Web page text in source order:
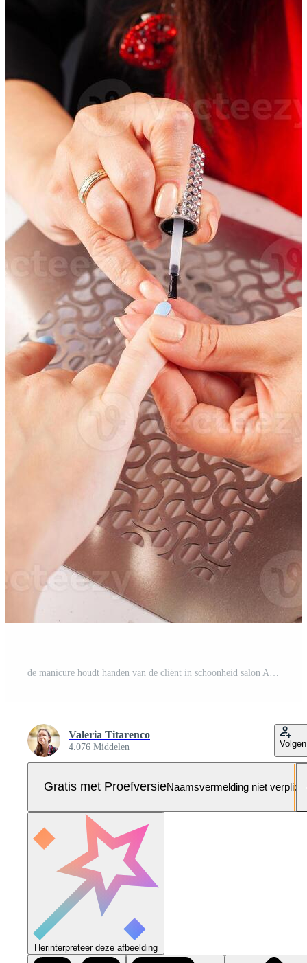
Valeria Titarenco
4.076 Middelen Volgen
Gratis met ProefversieNaamsvermelding niet verplicht
Herinterpreteer deze afbeelding